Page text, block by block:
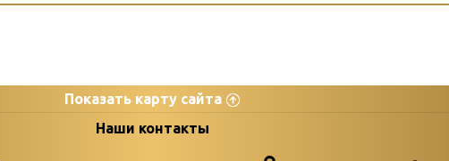
Показать карту сайта
Наши контакты